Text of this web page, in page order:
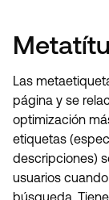
Las
página y se
optimización
etiquetas
descripciones)
usuarios
búsqueda.